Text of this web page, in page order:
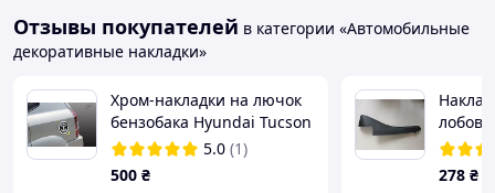
Отзывы покупателей в категории «Автомобильные
декоративные накладки»
Хром-накладки на лючок
бензобака Hyundai Tucson
2004-2013 (Safe/Корея)
5.0 (1)
500 ₴
10-18
278 ₴